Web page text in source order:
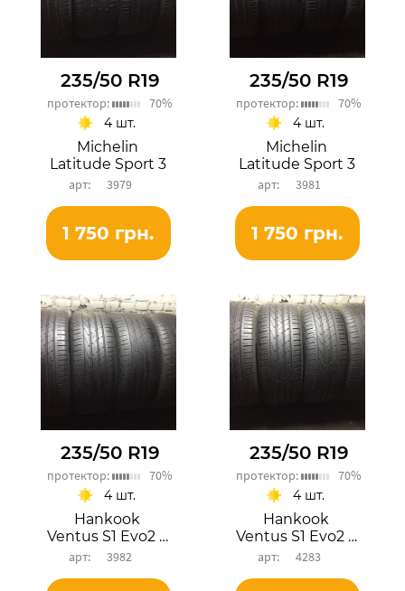
235/50 R19
протектор: 70%
Michelin
Latitude Sport 3
3979
4 шт.
1 750 грн.
235/50 R19
протектор: 70%
Michelin
Latitude Sport 3
3981
4 шт.
1 750 грн.
235/50 R19
протектор: 70%
Hankook
Ventus S1 Evo2 SUV
3982
4 шт.
235/50 R19
протектор: 70%
Hankook
Ventus S1 Evo2 SUV
4283
4 шт.